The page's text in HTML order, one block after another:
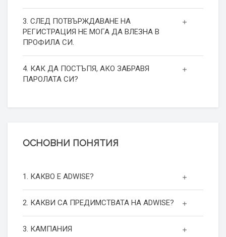
3. СЛЕД ПОТВЪРЖДАВАНЕ НА
РЕГИСТРАЦИЯ НЕ МОГА ДА ВЛЕЗНА В
ПРОФИЛА СИ.
4. КАК ДА ПОСТЪПЯ, АКО ЗАБРАВЯ
ПАРОЛАТА СИ?
ОСНОВНИ ПОНЯТИЯ
1. КАКВО Е ADWISE?
2. КАКВИ СА ПРЕДИМСТВАТА НА ADWISE?
3. КАМПАНИЯ